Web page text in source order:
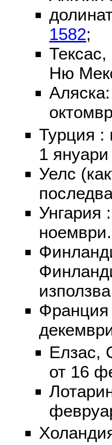
1582;
Ню
Турция :
1 януари
Уелс
Унгария
ноември.
Франция
Елзас,
от 16